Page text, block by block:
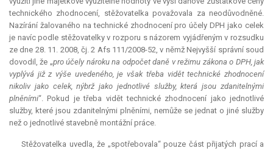
technického zhodnocení, stěžovatelka považovala za neodůvodněné.
Nazírání žalovaného na technické zhodnocení pro účely DPH jako celek
je navíc podle stěžovatelky v rozporu s názorem vyjádřeným v rozsudku
ze dne 28. 11. 2008, čj. 2 Afs 111/2008-52, v němž Nejvyšší správní soud
dovodil, že „pro účely nároku na odpočet daně v režimu zákona o DPH, jak
vyplývá již z výše uvedeného, je však třeba vidět technické zhodnocení
nikoliv jako celek, nýbrž jako jednotlivé služby, která jsou zdanitelnými
plněními“. Pokud je třeba vidět technické zhodnocení jako jednotlivé
služby, které jsou zdanitelnými plněními, nemůže se jednat o jiné služby
než o jednotlivé stavebně montážní práce.
Stěžovatelka uvedla, že „spotřebovala“ pouze část přijatých prací a